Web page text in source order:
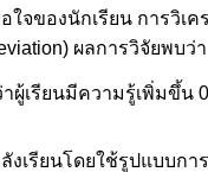
ของนักเรียน การวิเ
ผลการวิจัยพบว่า
ผู้เรียนมีความรู้เพิ่มขึ้น
รียนโดยใช้รูปแบบกา